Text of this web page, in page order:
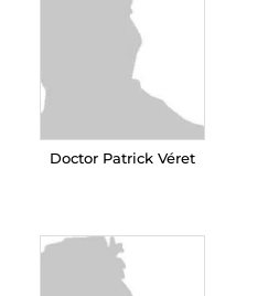
Doctor Patrick Véret